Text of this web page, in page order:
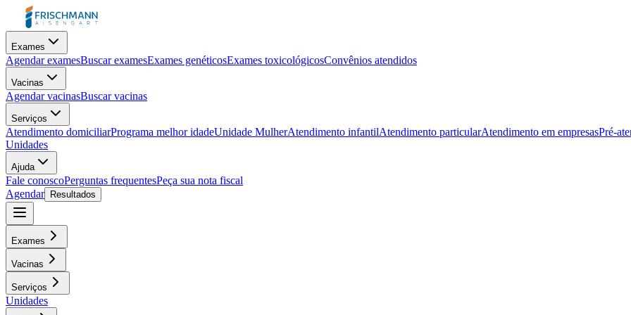
Exames
Agendar examesBuscar examesExames genéticosExames toxicológicosConvênios atendidos
Vacinas
Agendar vacinasBuscar vacinas
Serviços
Atendimento domiciliarPrograma melhor idadeUnidade MulherAtendimento infantilAtendimento particularAtendimento em empresasPré-
Unidades
Ajuda
Fale conoscoPerguntas frequentesPeça sua nota fiscal
Agendar
Resultados
Exames
Vacinas
Serviços
Unidades